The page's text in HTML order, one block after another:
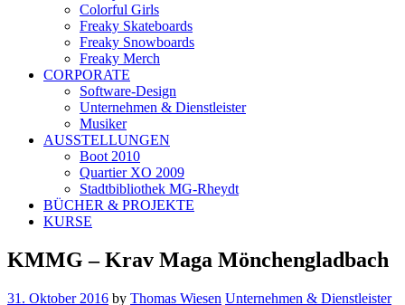
Colorful Girls
Freaky Skateboards
Freaky Snowboards
Freaky Merch
CORPORATE
Software-Design
Unternehmen & Dienstleister
Musiker
AUSSTELLUNGEN
Boot 2010
Quartier XO 2009
Stadtbibliothek MG-Rheydt
BÜCHER & PROJEKTE
KURSE
KMMG – Krav Maga Mönchengladbach
31. Oktober 2016 by Thomas Wiesen Unternehmen & Dienstleister